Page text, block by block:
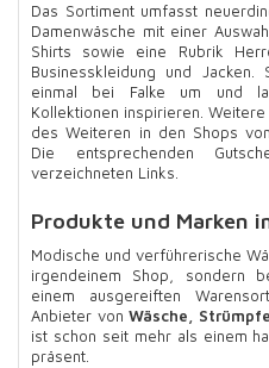
Das Sortiment umfasst
Damenwäsche mit einer
Shirts sowie eine Rubrik
Businesskleidung und
einmal bei Falke um und
Kollektionen inspirieren.
des Weiteren in den Shops von
Die entsprechenden
verzeichneten Links.
Produkte und Marken
Modische und verführerische
irgendeinem Shop, sondern
einem ausgereiften
Anbieter von Wäsche,
ist schon seit mehr als einem
präsent.